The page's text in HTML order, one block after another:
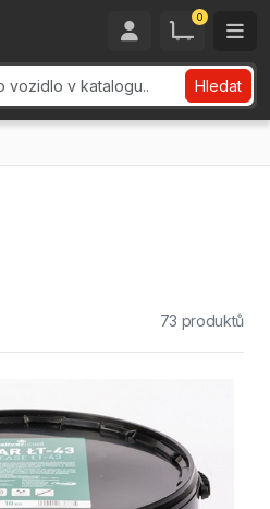
0
Hledat
73 produktů